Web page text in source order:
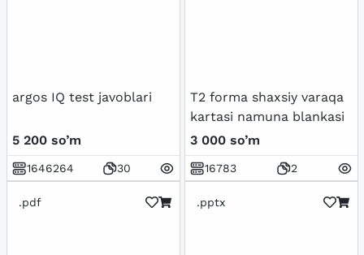
argos IQ test javoblari
5 200 so’m
1646264 30
T2 forma shaxsiy varaqa
kartasi namuna blankasi
3 000 so’m
16783 2
.pdf .pptx